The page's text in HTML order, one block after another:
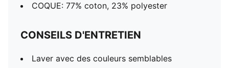
COQUE: 77% coton, 23% polyester
CONSEILS D'ENTRETIEN
Laver avec des couleurs semblables